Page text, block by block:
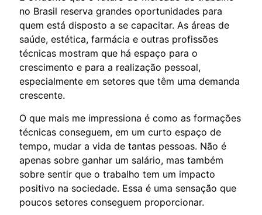
no Brasil reserva grandes oportunidades para
quem está disposto a se capacitar. As áreas de
saúde, estética, farmácia e outras profissões
técnicas mostram que há espaço para o
crescimento e para a realização pessoal,
especialmente em setores que têm uma demanda
crescente.
O que mais me impressiona é como as formações
técnicas conseguem, em um curto espaço de
tempo, mudar a vida de tantas pessoas. Não é
apenas sobre ganhar um salário, mas também
sobre sentir que o trabalho tem um impacto
positivo na sociedade. Essa é uma sensação que
poucos setores conseguem proporcionar.